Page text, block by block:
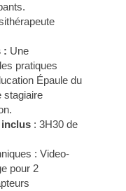
: Une
pratiques
Épaule du
stagiaire
inclus : 3H30 de
: Video-
pour 2